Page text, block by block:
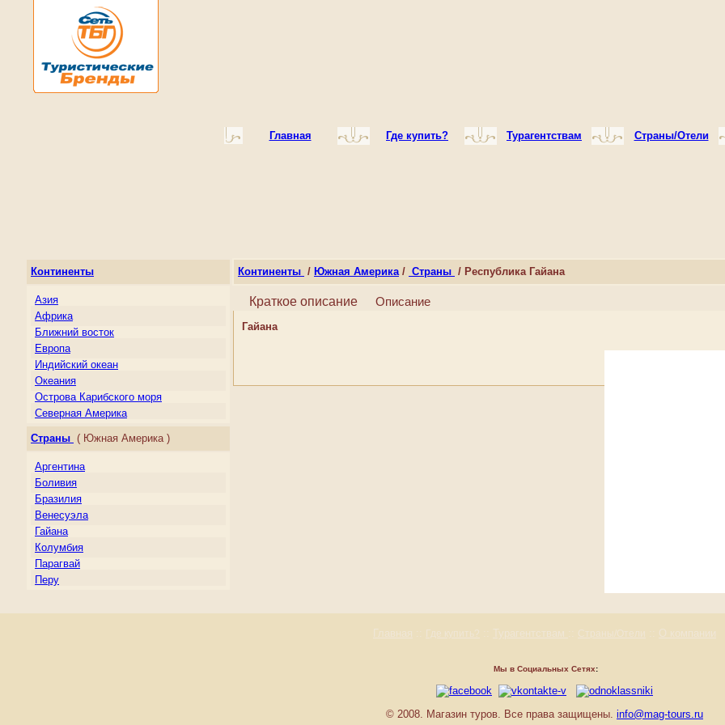
Главная Где купить? Турагентствам Страны/Отели
Континенты
Азия
Африка
Ближний восток
Европа
Индийский океан
Океания
Острова Карибского моря
Северная Америка
Южная Америка
Страны ( Южная Америка )
Аргентина
Боливия
Бразилия
Венесуэла
Гайана
Колумбия
Парагвай
Перу
Уругвай
Континенты / Южная Америка/ Страны / Республика Гайана
Краткое описание Описание
Гайана
Главная Где купить? Турагентствам Страны/Отели О компании
Мы в Социальных Сетях:
© 2008. Магазин туров. Все права защищены. info@mag-tours.ru